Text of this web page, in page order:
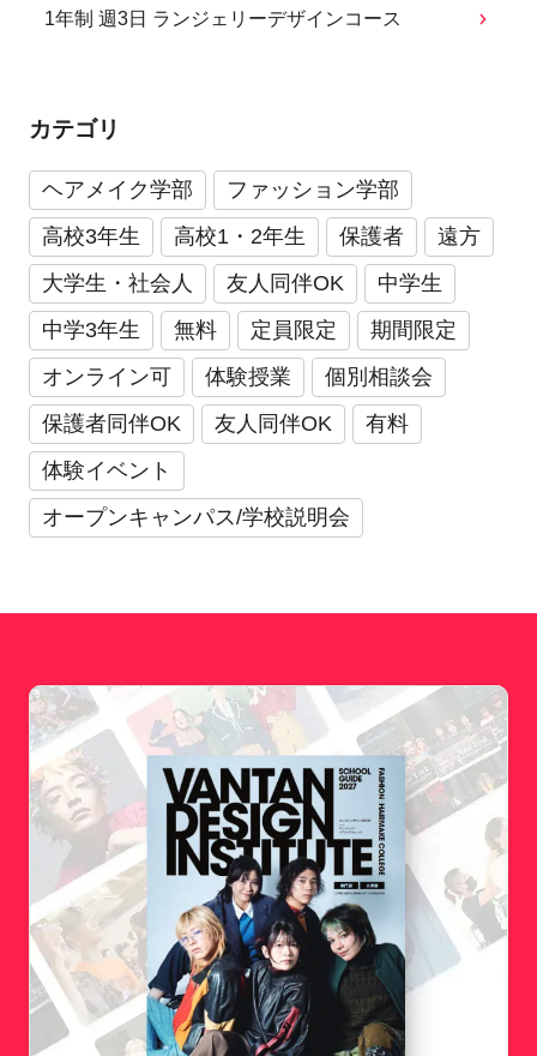
1年制 週3日 ランジェリーデザインコース
カテゴリ
ヘアメイク学部
ファッション学部
高校3年生
高校1・2年生 保護者
遠方
大学生・社会人
友人同伴OK
中学生
中学3年生
無料 定員限定
期間限定
オンライン可
体験授業
個別相談会
保護者同伴OK
友人同伴OK
有料
体験イベント
オープンキャンパス/学校説明会